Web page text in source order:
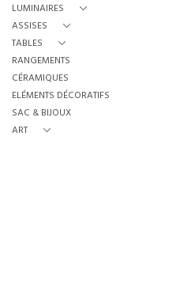
LUMINAIRES
ASSISES
TABLES
RANGEMENTS
CÉRAMIQUES
ELÉMENTS DÉCORATIFS
SAC & BIJOUX
ART